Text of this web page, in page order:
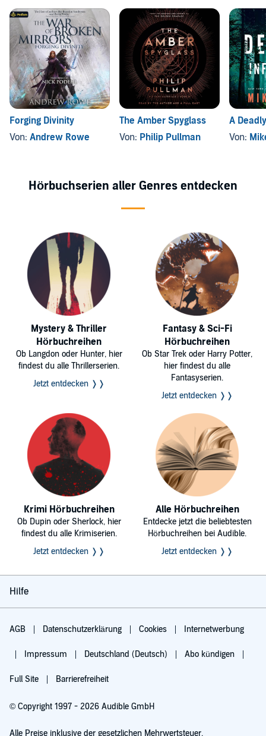
Forging Divinity
Von: Andrew Rowe
The Amber Spyglass
Von: Philip Pullman
A
Von:
Hörbuchserien aller Genres entdecken
Mystery & Thriller
Hörbuchreihen
Ob Langdon oder Hunter, hier
findest du alle Thrillerserien.
Jetzt entdecken ❭❭
Fantasy & Sci-Fi
Hörbuchreihen
Ob Star Trek oder Harry Potter,
hier findest du alle
Fantasyserien.
Jetzt entdecken ❭❭
Krimi Hörbuchreihen
Ob Dupin oder Sherlock, hier
findest du alle Krimiserien.
Jetzt entdecken ❭❭
Alle Hörbuchreihen
Entdecke jetzt die beliebtesten
Hörbuchreihen bei Audible.
Jetzt entdecken ❭❭
Hilfe
AGB Datenschutzerklärung Cookies Internetwerbung
Impressum Deutschland (Deutsch) Abo kündigen
Full Site Barrierefreiheit
© Copyright 1997 - 2026 Audible GmbH
Alle Preise inklusive der gesetzlichen Mehrwertsteuer.